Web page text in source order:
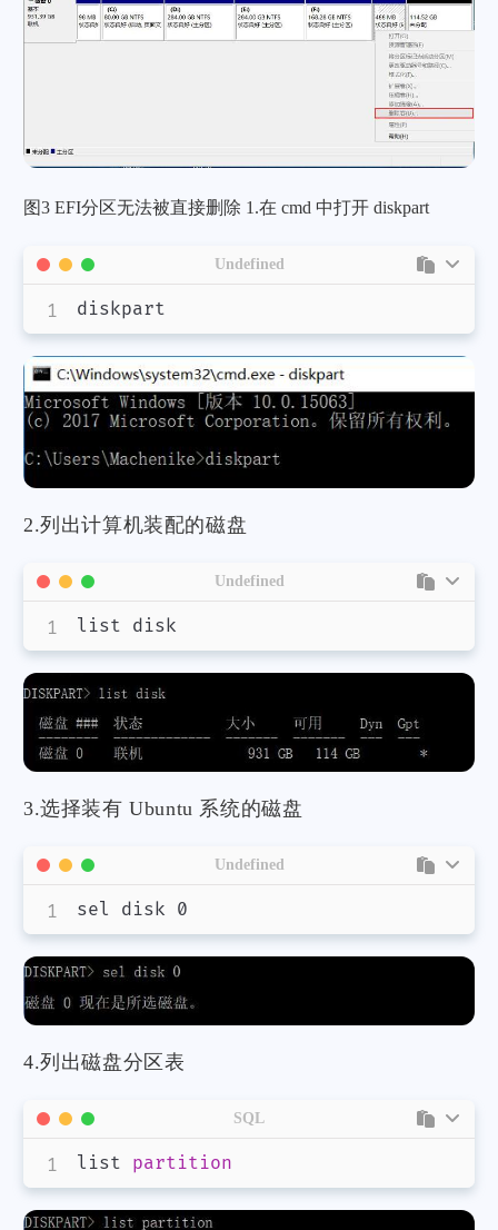
支付宝
图3 EFI分区无法被直接删除 1.在 cmd 中打开 diskpart
Undefined
2.列出计算机装配的磁盘
Undefined
3.选择装有 Ubuntu 系统的磁盘
Undefined
4.列出磁盘分区表
list partition
SQL